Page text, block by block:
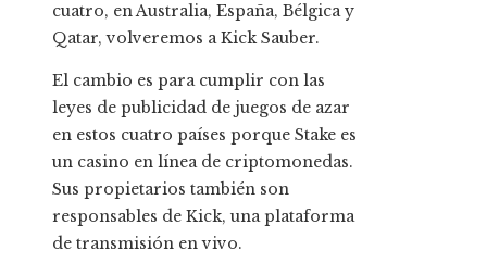
cuatro, en Australia, España, Bélgica y
Qatar, volveremos a Kick Sauber.
El cambio es para cumplir con las
leyes de publicidad de juegos de azar
en estos cuatro países porque Stake es
un casino en línea de criptomonedas.
Sus propietarios también son
responsables de Kick, una plataforma
de transmisión en vivo.